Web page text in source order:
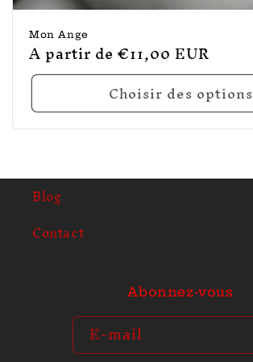
Mon Ange
Prix
habituel
A partir de €11,00 EUR
Choisir des options
Blog
Contact
Abonnez-vous
E-mail